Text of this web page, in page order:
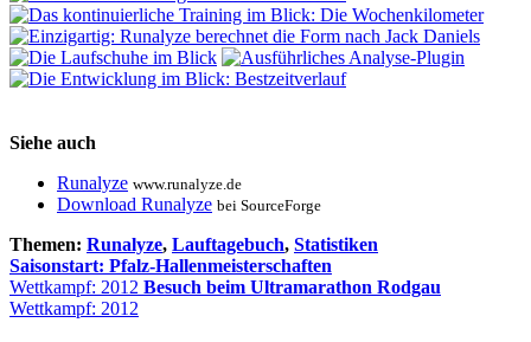
Siehe auch
Runalyze www.runalyze.de
Download Runalyze bei SourceForge
Themen: Runalyze, Lauftagebuch, Statistiken
Saisonstart: Pfalz-Hallenmeisterschaften
Wettkampf: 2012 Besuch beim Ultramarathon Rodgau
Wettkampf: 2012